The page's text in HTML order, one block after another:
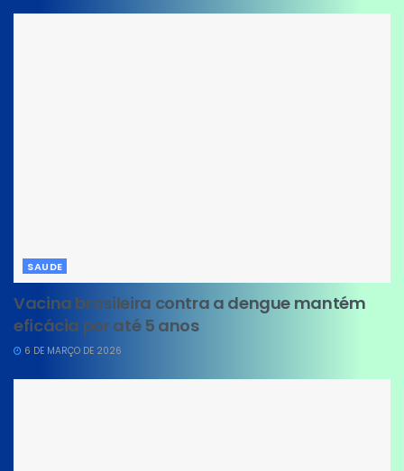
SAUDE
Vacina brasileira contra a dengue mantém
eficácia por até 5 anos
6 DE MARÇO DE 2026